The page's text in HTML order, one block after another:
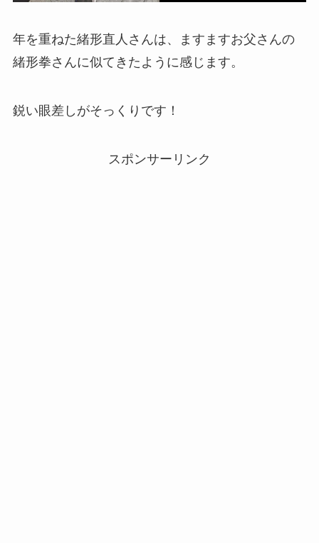
年を重ねた緒形直人さんは、ますますお父さんの
緒形拳さんに似てきたように感じます。
鋭い眼差しがそっくりです！
スポンサーリンク